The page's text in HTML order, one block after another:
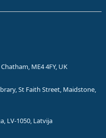
ME4 4FY, UK
St Faith Street, Maidstone,
LV-1050, Latvija